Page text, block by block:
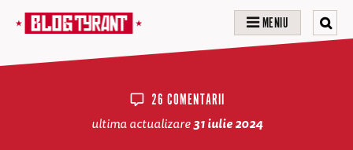
MENIU
26 COMENTARII
ultima actualizare31 iulie 2024